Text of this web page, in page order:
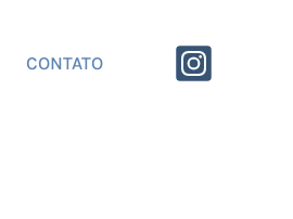
CONTATO